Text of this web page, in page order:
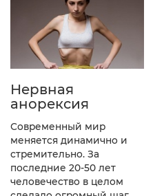
Нервная
анорексия
Современный мир
меняется динамично и
стремительно. За
последние 20-50 лет
человечество в целом